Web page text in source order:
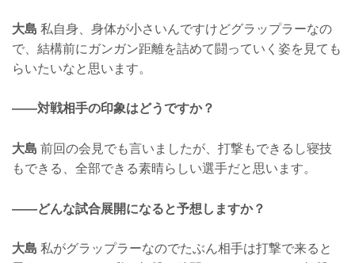
大島 私自身、身体が小さいんですけどグラップラーなの
で、結構前にガンガン距離を詰めて闘っていく姿を見ても
らいたいなと思います。
——対戦相手の印象はどうですか？
大島 前回の会見でも言いましたが、打撃もできるし寝技
もできる、全部できる素晴らしい選手だと思います。
——どんな試合展開になると予想しますか？
大島 私がグラップラーなのでたぶん相手は打撃で来ると